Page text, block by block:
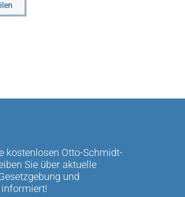
kostenlosen Otto-Schmidt-
Sie über aktuelle
und